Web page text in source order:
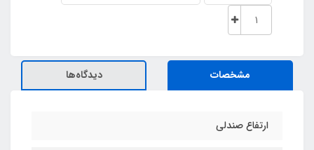
مشخصات دیدگاه‌ها
ارتفاع صندلی